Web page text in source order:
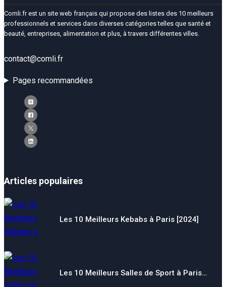
Comli.fr est un site web français qui propose des listes des 10 meilleurs
professionnels et services dans diverses catégories telles que santé et
beauté, entreprises, alimentation et plus, à travers différentes villes.
contact@comli.fr
Pages recommandées
Articles populaires
Les 10 Meilleurs Kebabs à Paris [2024]
Les 10 Meilleurs Salles de Sport à Paris…